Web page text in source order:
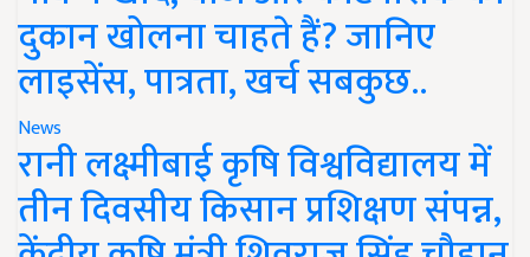
दुकान खोलना चाहते हैं? जानिए
लाइसेंस, पात्रता, खर्च सबकुछ..
News
रानी लक्ष्मीबाई कृषि विश्वविद्यालय में
तीन दिवसीय किसान प्रशिक्षण संपन्न,